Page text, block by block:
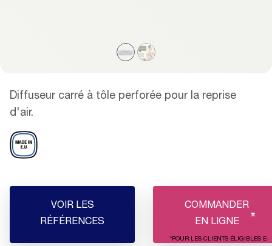
Diffuseur carré à tôle perforée pour la reprise
d'air.
VOIR LES
RÉFÉRENCES
COMMANDER
EN LIGNE
*POUR LES CLIENTS ÉLIGIBLES E-